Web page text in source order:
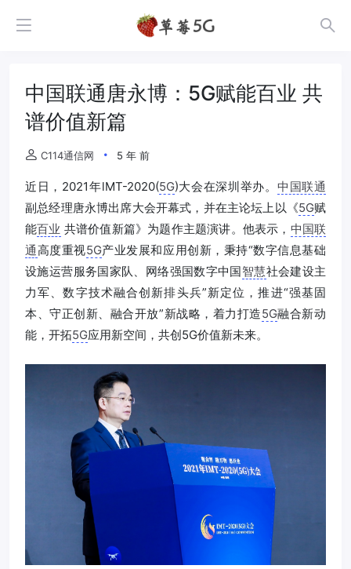
中国联通唐永博：5G赋能百业 共
谱价值新篇
C114通信网 5 年 前
近日，2021年lMT-2020(5G)大会在深圳举办。 中国联通
副总经理唐永博出席大会开幕式，并在主论坛上以《5G赋
能百业 共谱价值新篇》为题作主题演讲。他表示， 中国联
通高度重视5G产业发展和应用创新，秉持“数字信息基础
设施运营服务国家队、网络强国数字中国智慧社会建设主
力军、数字技术融合创新排头兵”新定位，推进“强基固
本、守正创新、融合开放”新战略，着力打造5G融合新动
能，开拓5G应用新空间，共创5G价值新未来。